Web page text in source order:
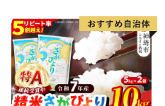
福島県 南相馬市 cu006-ae